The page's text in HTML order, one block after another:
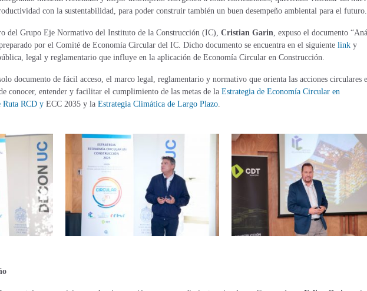
con la sustentabilidad, para poder construir también un buen desempeño ambiental para el futuro.
del Grupo Eje Normativo del Instituto de la Construcción (IC), Cristian Garin, expuso el documento
por el Comité de Economía Circular del IC. Dicho documento se encuentra en el siguiente link y
legal y reglamentario que influye en la aplicación de Economía Circular en Construcción.
documento de fácil acceso, el marco legal, reglamentario y normativo que orienta las acciones circulares
conocer, entender y facilitar el cumplimiento de las metas de la Estrategia de Economía Circular en
Ruta RCD y ECC 2035 y la Estrategia Climática de Largo Plazo.